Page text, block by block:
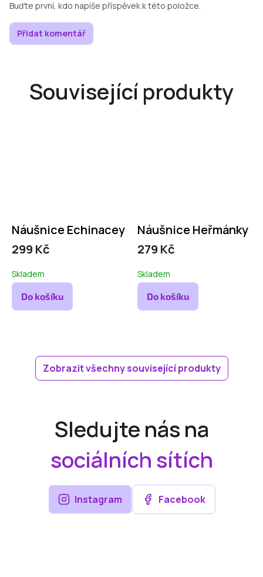
Související produkty
Náušnice Echinacey
299 Kč
Skladem
Do košíku
Náušnice Heřmánky
279 Kč
Skladem
Do košíku
Zobrazit všechny související produkty
Buďte první, kdo napíše příspěvek k této položce.
Přidat komentář
Sledujte nás na
sociálních sítích
Instagram Facebook